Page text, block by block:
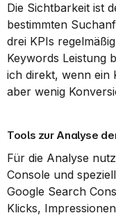
Die Sichtbarkeit ist
bestimmten
drei KPIs
Keywords Leistung
ich direkt, wenn ein
aber wenig
Tools zur Analyse
Für die Analyse
Console und
Google Search
Klicks,